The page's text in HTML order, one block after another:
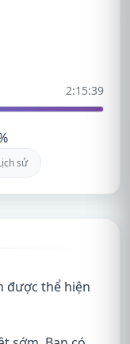
2:15:39
sử
được thể hiện